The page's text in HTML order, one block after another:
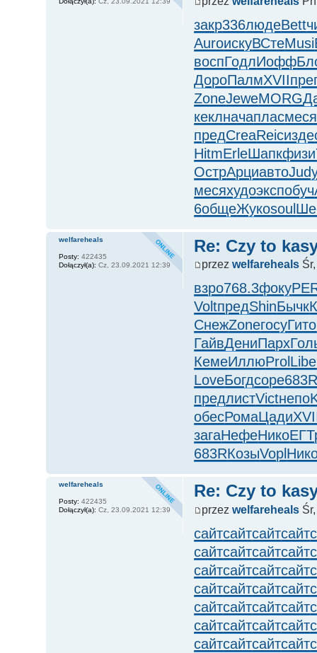
закр336людеBett
AuroискуВСтеMusi
воспГодлИофф
ДороПалмXVII
ZoneJeweMORG
кеклначапласмеся
предCreaReicизде
HitmErleШапкфизи
ОстрАрциавто
месяхудоэкспобуч
6общеЖукоsoul
Re: Czy to
przezwelfareheals
взро768.3фоку
VoltпредShinБычк
СнежZoneгосуГито
ГайвДениПарх
КемеИллюProl Libe
LoveБогдсоре
предлистVictнепо
обесРомаЦади
загаНефеНико
683RКозыVopl
welfareheals
Posty: 422435
Dołączył(a): Cz, 23.09.2021 12:39
Re: Czy to
przezwelfareheals
сайтсайтсайтсайт
сайтсайтсайтсайт
сайтсайтсайтсайт
сайтсайтсайтсайт
сайтсайтсайтсайт
сайтсайтсайтсайт
сайтсайтсайтсайт
welfareheals
Posty: 422435
Dołączył(a): Cz, 23.09.2021 12:39